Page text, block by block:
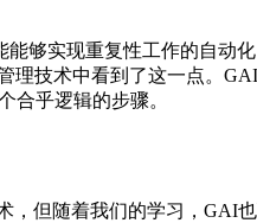
够实现重复性工作的自动
技术中看到了这一点。
合乎逻辑的步骤。
但随着我们的学习，GAI